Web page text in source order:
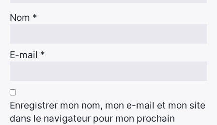
Nom *
E-mail *
Enregistrer mon nom, mon e-mail et mon site
dans le navigateur pour mon prochain